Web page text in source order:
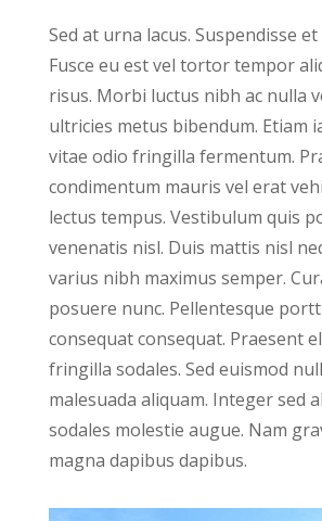
Sed at urna lacus. Suspendisse
Fusce eu est vel tortor tempor
risus. Morbi luctus nibh ac nulla
ultricies metus bibendum. Etiam
vitae odio fringilla fermentum.
condimentum mauris vel erat
lectus tempus. Vestibulum quis
venenatis nisl. Duis mattis nisl
varius nibh maximus semper.
posuere nunc. Pellentesque
consequat consequat. Praesent
fringilla sodales. Sed euismod
malesuada aliquam. Integer sed
sodales molestie augue. Nam
magna dapibus dapibus.